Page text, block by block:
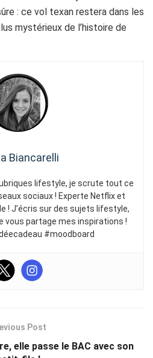
: ce vol texan restera dans les
mystérieux de l’histoire de
Biancarelli
lifestyle, je scrute tout ce
sociaux ! Experte Netflix et
! J’écris sur des sujets lifestyle,
vous partage mes inspirations !
#moodboard
Post
elle passe le BAC avec son